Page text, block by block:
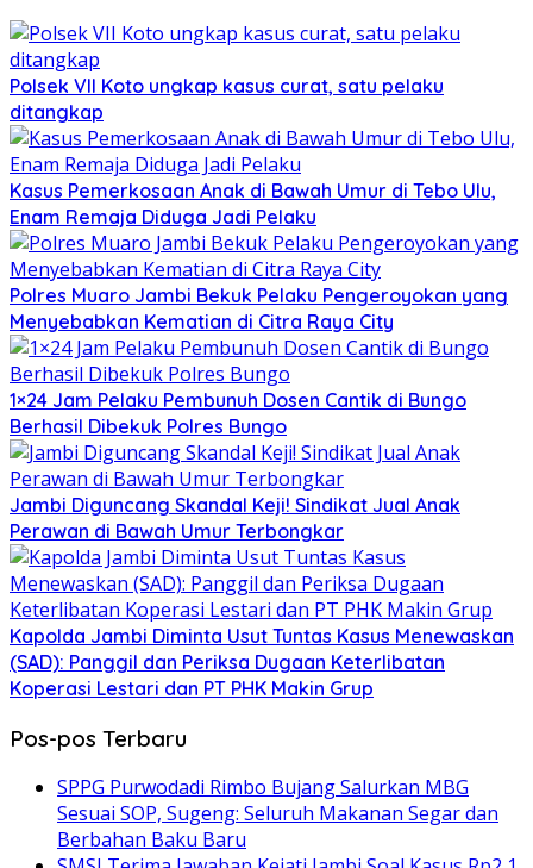
Polsek VII Koto ungkap kasus curat, satu pelaku
ditangkap
Kasus Pemerkosaan Anak di Bawah Umur di Tebo Ulu,
Enam Remaja Diduga Jadi Pelaku
Polres Muaro Jambi Bekuk Pelaku Pengeroyokan yang
Menyebabkan Kematian di Citra Raya City
1×24 Jam Pelaku Pembunuh Dosen Cantik di Bungo
Berhasil Dibekuk Polres Bungo
Jambi Diguncang Skandal Keji! Sindikat Jual Anak
Perawan di Bawah Umur Terbongkar
Kapolda Jambi Diminta Usut Tuntas Kasus Menewaskan
(SAD): Panggil dan Periksa Dugaan Keterlibatan
Koperasi Lestari dan PT PHK Makin Grup
Pos-pos Terbaru
SPPG Purwodadi Rimbo Bujang Salurkan MBG
Sesuai SOP, Sugeng: Seluruh Makanan Segar dan
Berbahan Baku Baru